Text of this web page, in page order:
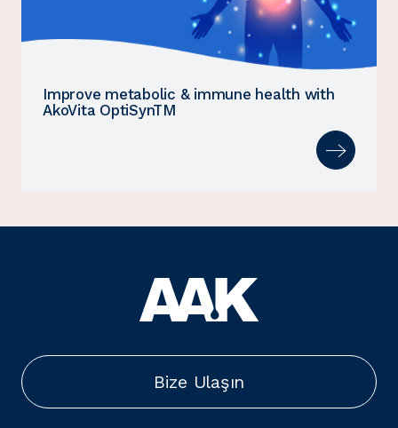
Improve metabolic & immune health with
AkoVita OptiSynTM
Bize Ulaşın